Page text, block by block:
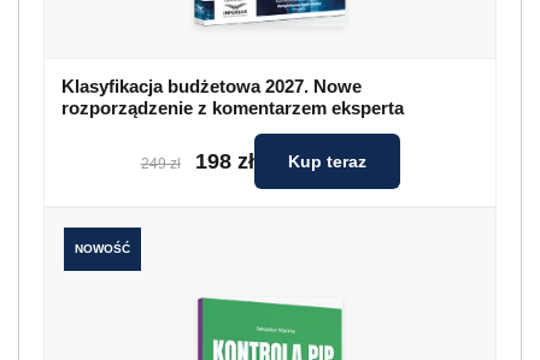
Klasyfikacja budżetowa 2027. Nowe
rozporządzenie z komentarzem eksperta
249 zł 198 zł Kup teraz
NOWOŚĆ